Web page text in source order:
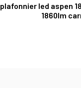
plafonnier led aspen
1860lm